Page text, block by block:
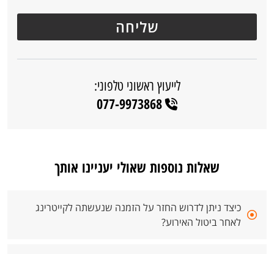
לייעוץ ראשוני טלפוני:
077-9973868
שאלות נוספות שאולי יעניינו אותך
כיצד ניתן לדרוש החזר על הזמנה שנעשתה לקייטרינג
לאחר ביטול האירוע?